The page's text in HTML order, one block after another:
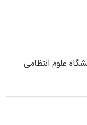
ﻋﻠﻮم انتظامی